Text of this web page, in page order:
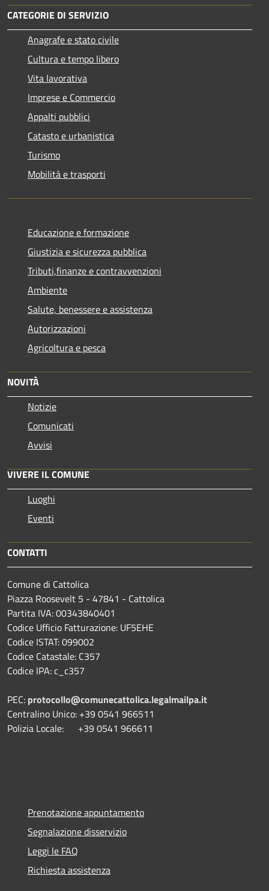
CATEGORIE DI SERVIZIO
Anagrafe e stato civile
Cultura e tempo libero
Vita lavorativa
Imprese e Commercio
Appalti pubblici
Catasto e urbanistica
Turismo
Mobilità e trasporti
Educazione e formazione
Giustizia e sicurezza pubblica
Tributi,finanze e contravvenzioni
Ambiente
Salute, benessere e assistenza
Autorizzazioni
Agricoltura e pesca
NOVITÀ
Notizie
Comunicati
Avvisi
VIVERE IL COMUNE
Luoghi
Eventi
CONTATTI
Comune di Cattolica
Piazza Roosevelt 5 - 47841 - Cattolica
Partita IVA: 00343840401
Codice Ufficio Fatturazione: UF5EHE
Codice ISTAT: 099002
Codice Catastale: C357
Codice IPA: c_c357
PEC: protocollo@comunecattolica.legalmailpa.it
Centralino Unico: +39 0541 966511
Polizia Locale: +39 0541 966611
Prenotazione appuntamento
Segnalazione disservizio
Leggi le FAQ
Richiesta assistenza